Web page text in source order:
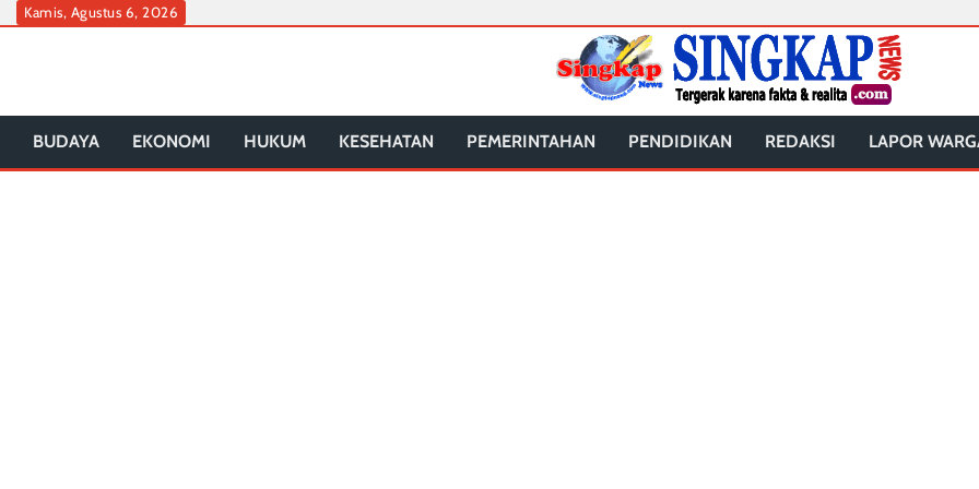
SkipKamis, Agustus 6, 2026
BUDAYA EKONOMI HUKUM KESEHATAN PEMERINTAHAN PENDIDIKAN REDAKSI LAPOR